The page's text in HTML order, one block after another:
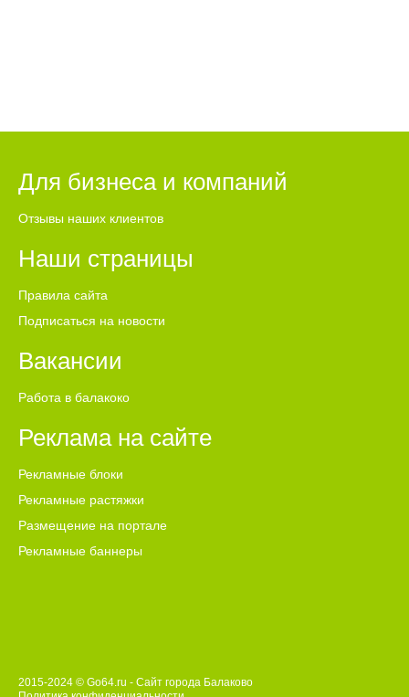
Для бизнеса и компаний
Отзывы наших клиентов
Наши страницы
Правила сайта
Подписаться на новости
Вакансии
Работа в балакоко
Реклама на сайте
Рекламные блоки
Рекламные растяжки
Размещение на портале
Рекламные баннеры
2015-2024 © Go64.ru - Сайт города Балаково